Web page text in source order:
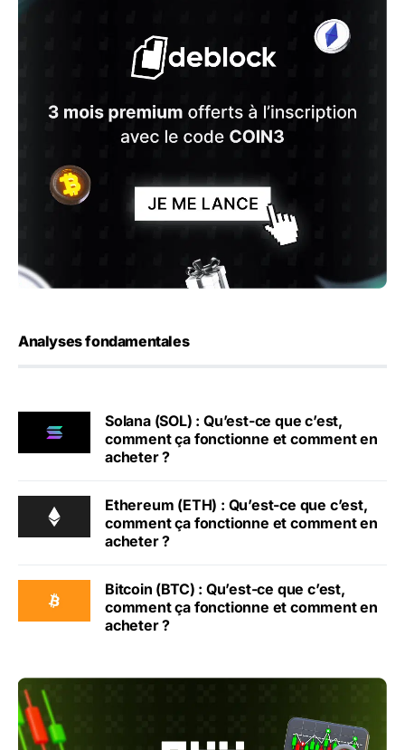
Analyses fondamentales
Solana (SOL) : Qu’est-ce que c’est,
comment ça fonctionne et comment en
acheter ?
Ethereum (ETH) : Qu’est-ce que c’est,
comment ça fonctionne et comment en
acheter ?
Bitcoin (BTC) : Qu’est-ce que c’est,
comment ça fonctionne et comment en
acheter ?